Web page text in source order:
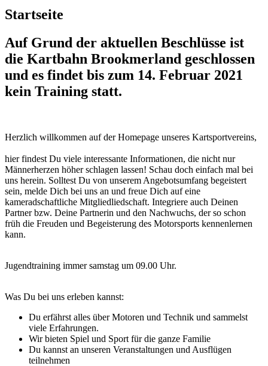
Startseite
Auf Grund der aktuellen Beschlüsse ist
die Kartbahn Brookmerland geschlossen
und es findet bis zum 14. Februar 2021
kein Training statt.
Herzlich willkommen auf der Homepage unseres Kartsportvereins,
hier findest Du viele interessante Informationen, die nicht nur
Männerherzen höher schlagen lassen! Schau doch einfach mal bei
uns herein. Solltest Du von unserem Angebotsumfang begeistert
sein, melde Dich bei uns an und freue Dich auf eine
kameradschaftliche Mitgliedliedschaft. Integriere auch Deinen
Partner bzw. Deine Partnerin und den Nachwuchs, der so schon
früh die Freuden und Begeisterung des Motorsports kennenlernen
kann.
Jugendtraining immer samstag um 09.00 Uhr.
Was Du bei uns erleben kannst:
Du erfährst alles über Motoren und Technik und sammelst
viele Erfahrungen.
Wir bieten Spiel und Sport für die ganze Familie
Du kannst an unseren Veranstaltungen und Ausflügen
teilnehmen